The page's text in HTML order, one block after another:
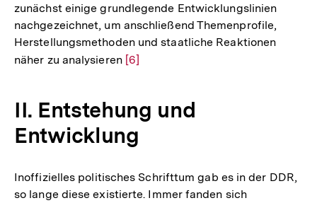
zunächst einige grundlegende Entwicklungslinien
nachgezeichnet, um anschließend Themenprofile,
Herstellungsmethoden und staatliche Reaktionen
näher zu analysieren Zur
Fußnote
[6]
II. Entstehung und
Entwicklung
Inoffizielles politisches Schrifttum gab es in der DDR,
so lange diese existierte. Immer fanden sich